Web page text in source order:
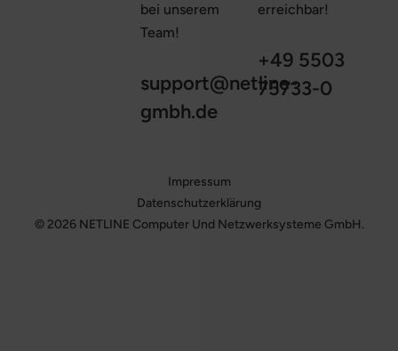
bei unserem
Team!
support@netline-
gmbh.de
erreichbar!
+49 5503
75733-0‎ ‎ ‎ ‎ ‎ ‎ ‎ ‎
Impressum
Datenschutzerklärung
© 2026 NETLINE Computer Und Netzwerksysteme GmbH.